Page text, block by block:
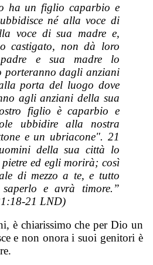
ha un figlio caparbio e
né alla voce di
voce di sua madre e,
castigato, non dà loro
e sua madre lo
porteranno dagli anziani
porta del luogo dove
agli anziani della sua
figlio è caparbio e
ubbidire alla nostra
e un ubriacone". 21
della sua città lo
ed egli morirà; così
di mezzo a te, e tutto
e avrà timore.”
21 LND)
è chiarissimo che per Dio un
e non onora i suoi genitori è